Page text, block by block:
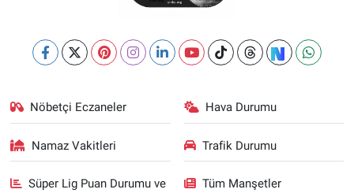
Nöbetçi Eczaneler Hava Durumu
Namaz Vakitleri Trafik Durumu
Süper Lig Puan Durumu ve
Tüm Manşetler